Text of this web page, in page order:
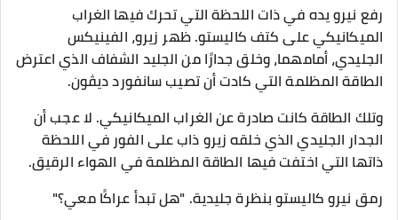
رفع نيرو يده في ذات اللحظة التي تحرك فيها الغراب
الميكانيكي على كتف كاليستو. ظهر زيرو، الفينيكس
الجليدي، أمامهما، وخلق جدارًا من الجليد الشفاف الذي اعترض
الطاقة المظلمة التي كادت أن تصيب سانفورد ديڤون.
وتلك الطاقة كانت صادرة عن الغراب الميكانيكي. لا عجب أن
الجدار الجليدي الذي خلقه زيرو ذاب على الفور في اللحظة
ذاتها التي اختفت فيها الطاقة المظلمة في الهواء الرقيق.
رمق نيرو كاليستو بنظرة جليدية. "هل تبدأ عراكًا معي؟"